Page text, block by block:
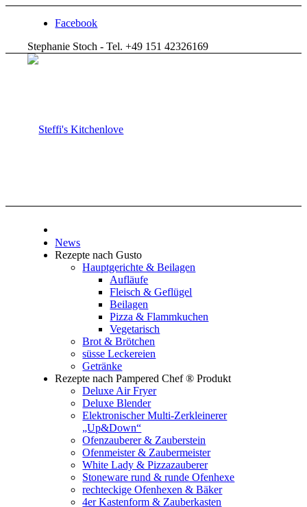
Facebook
Stephanie Stoch - Tel. +49 151 42326169
News
Rezepte nach Gusto
Hauptgerichte & Beilagen
Aufläufe
Fleisch & Geflügel
Beilagen
Pizza & Flammkuchen
Vegetarisch
Brot & Brötchen
süsse Leckereien
Getränke
Rezepte nach Pampered Chef ® Produkt
Deluxe Air Fryer
Deluxe Blender
Elektronischer Multi-Zerkleinerer
„Up&Down“
Ofenzauberer & Zauberstein
Ofenmeister & Zaubermeister
White Lady & Pizzazauberer
Stoneware rund & runde Ofenhexe
rechteckige Ofenhexen & Bäker
4er Kastenform & Zauberkasten